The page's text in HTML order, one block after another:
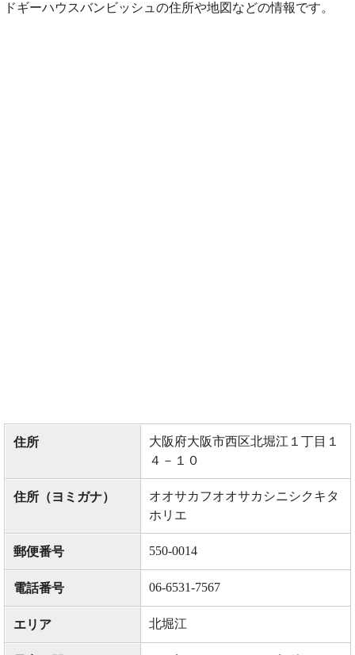
ドギーハウスバンビッシュの住所や地図などの情報です。
住所
大阪府大阪市西区北堀江１丁目１
４－１０
住所（ヨミガナ）
オオサカフオオサカシニシクキタ
ホリエ
郵便番号 550-0014
電話番号 06-6531-7567
エリア 北堀江